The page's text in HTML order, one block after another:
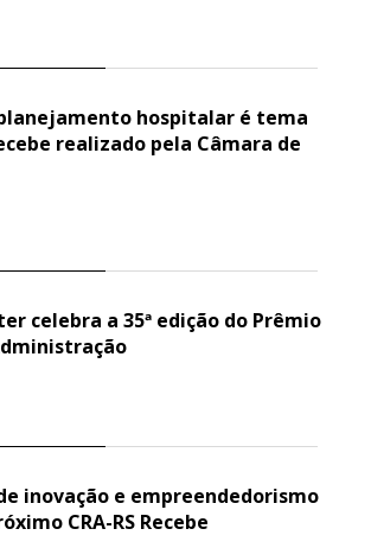
hospitalar é tema
realizado pela Câmara de
celebra a 35ª edição do Prêmio
inovação e empreendedorismo
CRA-RS Recebe